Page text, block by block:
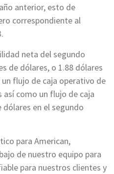
anterior, esto de
correspondiente al
neta del segundo
de dólares, o 1.88 dólares
flujo de caja operativo de
como un flujo de caja
en el segundo
para American,
de nuestro equipo para
para nuestros clientes y